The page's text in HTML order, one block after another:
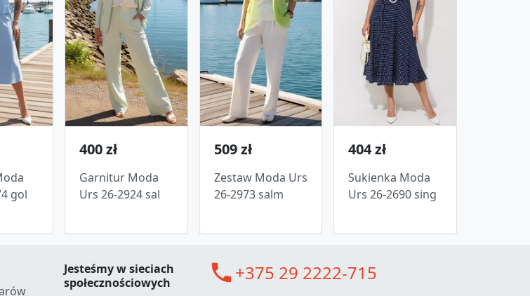
gol
400 zł
Garnitur Moda
Urs 26-2924 sal
509 zł
Zestaw Moda Urs
26-2973 salm
404 zł
Sukienka Moda
Urs 26-2690 sing
Jesteśmy w sieciach
społecznościowych
call+375 29 2222-715